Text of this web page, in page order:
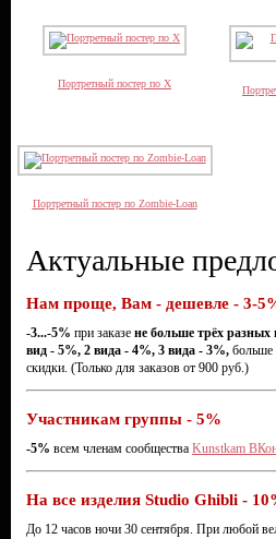
Портретный постер по X
Портретный постер по Zombie-Loan
Актуальные
Нам проще, Вам - дешевле - 3-
-3...-5% при заказе не больше трёх разных
вид - 5%, 2 вида - 4%, 3 вида - 3%, больше
скидки. (Только для заказов от 900 руб.)
Участникам группы - 5%
-5% всем членам сообщества Kunstkam
На все изделия Studio Ghibli -
До 12 часов ночи 30 сентября. При любой